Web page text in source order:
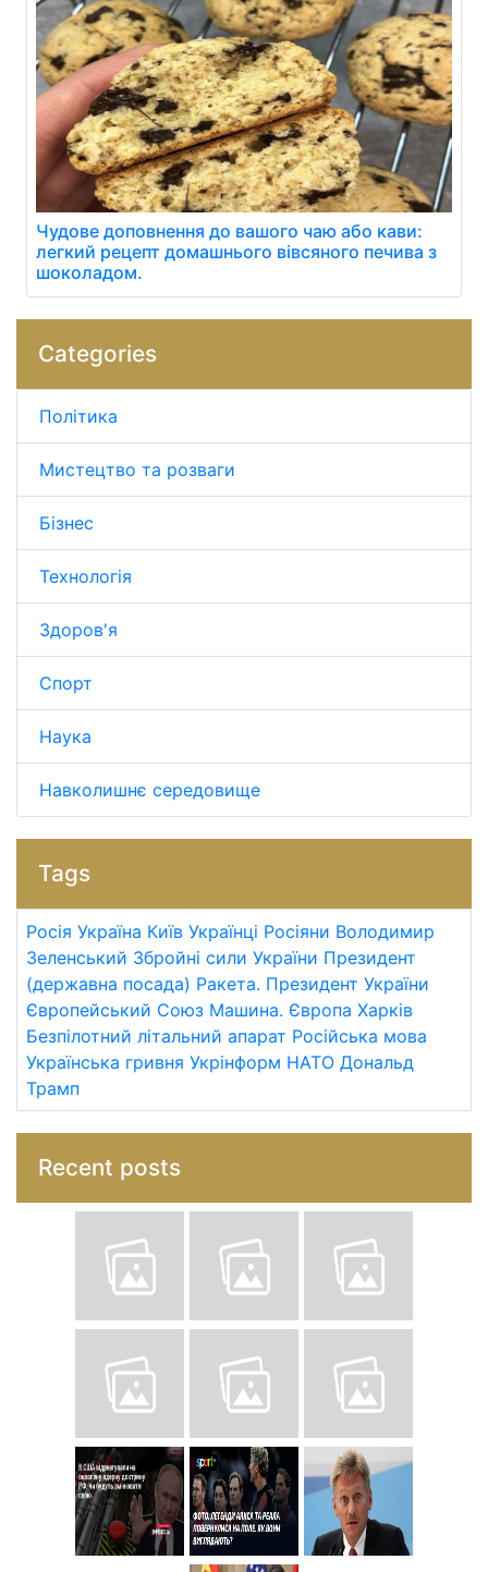
Чудове доповнення до вашого чаю або кави:
легкий рецепт домашнього вівсяного печива з
шоколадом.
Categories
Політика
Мистецтво та розваги
Бізнес
Технологія
Здоров'я
Спорт
Наука
Навколишнє середовище
Tags
Росія Україна Київ Українці Росіяни Володимир
Зеленський Збройні сили України Президент
(державна посада) Ракета. Президент України
Європейський Союз Машина. Європа Харків
Безпілотний літальний апарат Російська мова
Українська гривня Укрінформ НАТО Дональд
Трамп
Recent posts